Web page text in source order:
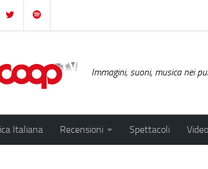
Immagini, suoni, musica nei
Italiana Recensioni Spettacoli Video